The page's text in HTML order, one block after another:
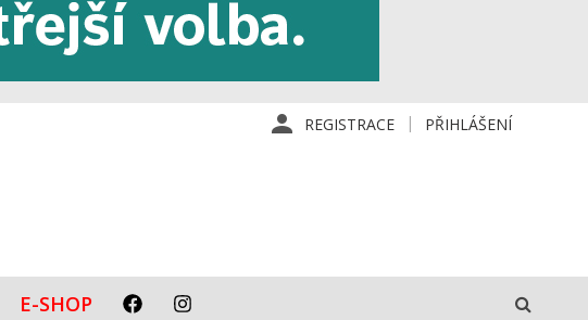
REGISTRACE PŘIHLÁŠENÍ
E-SHOP